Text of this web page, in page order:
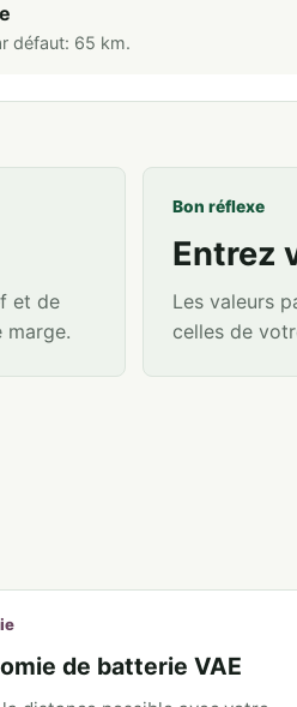
défaut: 65 km.
et de
Bon réflexe
Entrez
Les valeurs
celles de
de batterie VAE